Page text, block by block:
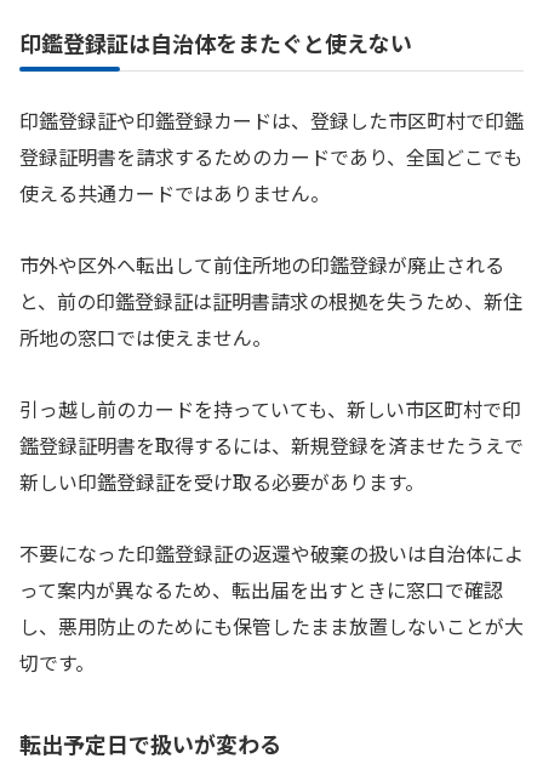
印鑑登録証は自治体をまたぐと使えない
印鑑登録証や印鑑登録カードは、登録した市区町村で印鑑
登録証明書を請求するためのカードであり、全国どこでも
使える共通カードではありません。
市外や区外へ転出して前住所地の印鑑登録が廃止される
と、前の印鑑登録証は証明書請求の根拠を失うため、新住
所地の窓口では使えません。
引っ越し前のカードを持っていても、新しい市区町村で印
鑑登録証明書を取得するには、新規登録を済ませたうえで
新しい印鑑登録証を受け取る必要があります。
不要になった印鑑登録証の返還や破棄の扱いは自治体によ
って案内が異なるため、転出届を出すときに窓口で確認
し、悪用防止のためにも保管したまま放置しないことが大
切です。
転出予定日で扱いが変わる